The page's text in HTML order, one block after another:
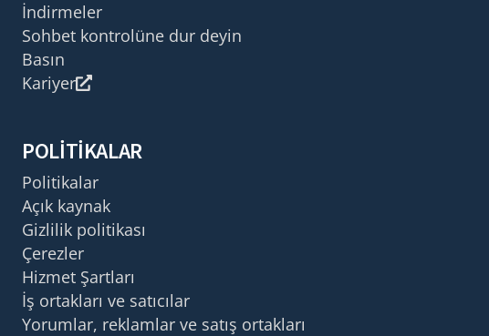
İndirmeler
Sohbet kontrolüne dur deyin
Basın
Kariyer
POLITIKALAR
Politikalar
Açık kaynak
Gizlilik politikası
Çerezler
Hizmet Şartları
İş ortakları ve satıcılar
Yorumlar, reklamlar ve satış ortakları